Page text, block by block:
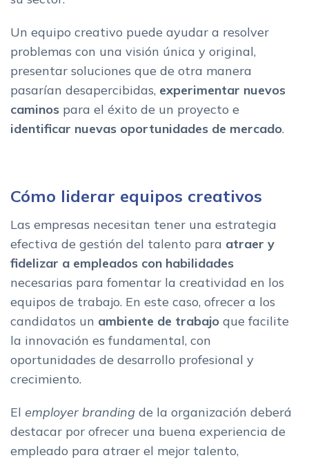
Un equipo creativo puede ayudar a resolver
problemas con una visión única y original,
presentar soluciones que de otra manera
pasarían desapercibidas, experimentar nuevos
caminos para el éxito de un proyecto e
identificar nuevas oportunidades de mercado.
Cómo liderar equipos creativos
Las empresas necesitan tener una estrategia
efectiva de gestión del talento para atraer y
fidelizar a empleados con habilidades
necesarias para fomentar la creatividad en los
equipos de trabajo. En este caso, ofrecer a los
candidatos un ambiente de trabajo que facilite
la innovación es fundamental, con
oportunidades de desarrollo profesional y
crecimiento.
El employer branding de la organización deberá
destacar por ofrecer una buena experiencia de
empleado para atraer el mejor talento,